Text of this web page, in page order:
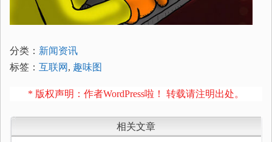
分类： 新闻资讯
标签： 互联网 , 趣味图
* 版权声明：作者WordPress啦！ 转载请注明出处。
相关文章